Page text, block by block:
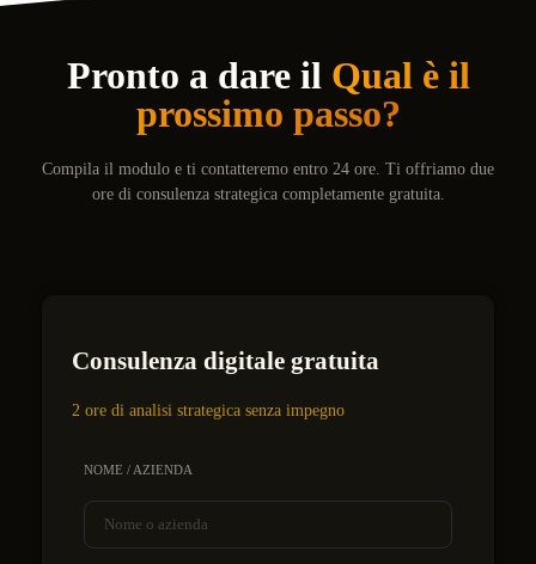
Pronto a dare il Qual è il
prossimo passo?
Compila il modulo e ti contatteremo entro 24 ore. Ti offriamo due
ore di consulenza strategica completamente gratuita.
Consulenza digitale gratuita
2 ore di analisi strategica senza impegno
NOME / AZIENDA